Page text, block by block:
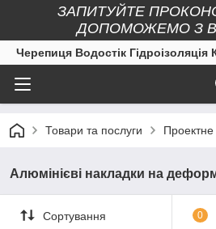
ЗАПИТУЙТЕ
ДОПОМОЖЕМО З
Черепиця Водостік
Товари та послуги Проектне
Алюмінієві накладки на
Сортування 0